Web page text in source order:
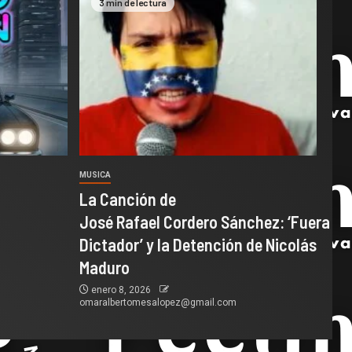
3 min de lectura
MUSICA
La Canción de
José Rafael Cordero Sánchez: ‘Fuera
Dictador’ y la Detención de Nicolás
Maduro
enero 8, 2026
omaralbertomesalopez@gmail.com